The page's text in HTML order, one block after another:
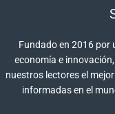
Fundado en 2016 por
economía e
nuestros lectores el
informadas en el